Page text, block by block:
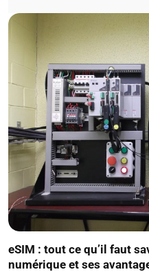
eSIM : tout ce qu’il faut
numérique et ses